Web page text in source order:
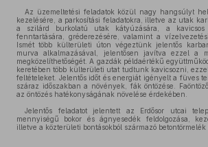
Az üzemeltetési feladatok közül nagy hangsúlyt
kezelésére, a parkosítási feladatokra, illetve az utak
a szilárd burkolatú utak kátyúzására, a
fenntartására, gréderezésére, valamint a
Ismét több külterületi úton végeztünk jelentős
murva alkalmazásával, jelentősen javítva ezzel a
megközelíthetőségét. A gazdák példaértékű
keretében több külterületi utat tudtunk kavicsozni,
feltételeket. Jelentős időt és energiát igényelt a füves
száraz időszakban a növények, fák öntözése.
az öntözés hatékonyságának növelése érdekében.
Jelentős feladatot jelentett az Erdősor utcai
mennyiségű bokor és ágnyesedék feldolgozása,
illetve a közterületi bontásokból származó betontörmelék